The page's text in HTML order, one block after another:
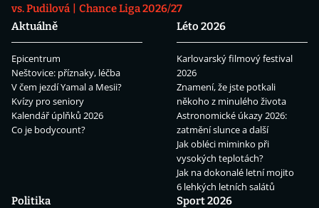
vs. Pudilová
Chance Liga 2026/27
Aktuálně
Epicentrum
Neštovice: příznaky, léčba
V čem jezdí Yamal a Mesii?
Kvízy pro seniory
Kalendář úplňků 2026
Co je bodycount?
Léto 2026
Karlovarský filmový festival
2026
Znamení, že jste potkali
někoho z minulého života
Astronomické úkazy 2026:
zatmění slunce a další
Jak obléci miminko při
vysokých teplotách?
Jak na dokonalé letní mojito
6 lehkých letních salátů
Politika
Sport 2026